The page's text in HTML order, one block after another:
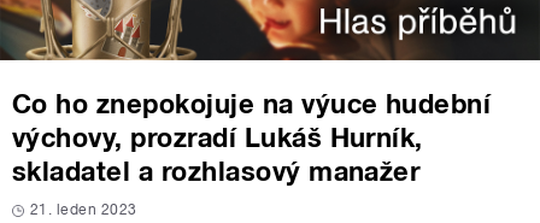
Co ho znepokojuje na výuce hudební
výchovy, prozradí Lukáš Hurník,
skladatel a rozhlasový manažer
21. leden 2023